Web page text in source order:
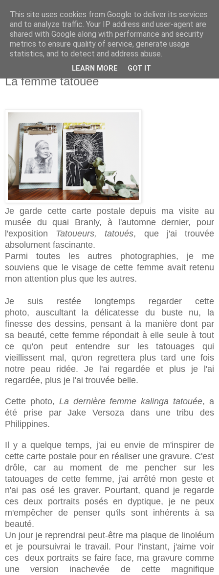
lundi 22 février 2016
La femme tatouée
Je garde cette carte postale depuis ma visite au
musée du quai Branly, à l'automne dernier, pour
l'exposition Tatoueurs, tatoués, que j'ai trouvée
absolument fascinante.
Parmi toutes les autres photographies, je me
souviens que le visage de cette femme avait retenu
mon attention plus que les autres.
Je suis restée longtemps regarder cette
photo, auscultant la délicatesse du buste nu, la
finesse des dessins, pensant à la manière dont par
sa beauté, cette femme répondait à elle seule à tout
ce qu'on peut entendre sur les tatouages qui
vieillissent mal, qu'on regrettera plus tard une fois
notre peau ridée. Je l'ai regardée et plus je l'ai
regardée, plus je l'ai trouvée belle.
Cette photo, La dernière femme kalinga tatouée, a
été prise par Jake Versoza dans une tribu des
Philippines.
Il y a quelque temps, j'ai eu envie de m'inspirer de
cette carte postale pour en réaliser une gravure. C'est
drôle, car au moment de me pencher sur les
tatouages de cette femme, j'ai arrêté mon geste et
n'ai pas osé les graver. Pourtant, quand je regarde
ces deux portraits posés en dyptique, je ne peux
m'empêcher de penser qu'ils sont inhérents à sa
beauté.
Un jour je reprendrai peut-être ma plaque de linoléum
et je poursuivrai le travail. Pour l'instant, j'aime voir
ces deux portraits se faire face, ma gravure comme
une version inachevée de cette magnifique
This site uses cookies from Google to deliver its services
and to analyze traffic. Your IP address and user-agent are
shared with Google along with performance and security
metrics to ensure quality of service, generate usage
statistics, and to detect and address abuse.
LEARN MORE GOT IT